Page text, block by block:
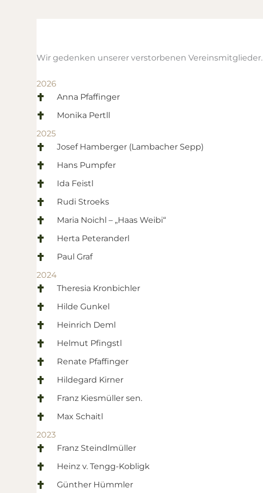
Wir gedenken unserer verstorbenen Vereinsmitglieder.
2026
Anna Pfaffinger
Monika Pertll
2025
Josef Hamberger (Lambacher Sepp)
Hans Pumpfer
Ida Feistl
Rudi Stroeks
Maria Noichl – „Haas Weibi“
Herta Peteranderl
Paul Graf
2024
Theresia Kronbichler
Hilde Gunkel
Heinrich Deml
Helmut Pfingstl
Renate Pfaffinger
Hildegard Kirner
Franz Kiesmüller sen.
Max Schaitl
2023
Franz Steindlmüller
Heinz v. Tengg-Kobligk
Günther Hümmler